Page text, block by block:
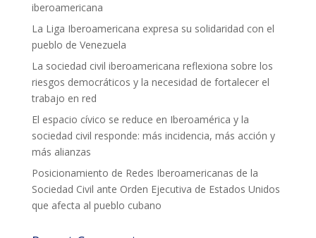
iberoamericana
La Liga Iberoamericana expresa su solidaridad con el
pueblo de Venezuela
La sociedad civil iberoamericana reflexiona sobre los
riesgos democráticos y la necesidad de fortalecer el
trabajo en red
El espacio cívico se reduce en Iberoamérica y la
sociedad civil responde: más incidencia, más acción y
más alianzas
Posicionamiento de Redes Iberoamericanas de la
Sociedad Civil ante Orden Ejecutiva de Estados Unidos
que afecta al pueblo cubano